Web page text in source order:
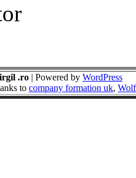
.ro | Powered by WordPress
to company formation uk,